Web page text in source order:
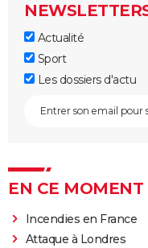
Actualité
Sport
Les dossiers d'actu
EN CE MOMENT
Incendies en France
Attaque à Londres